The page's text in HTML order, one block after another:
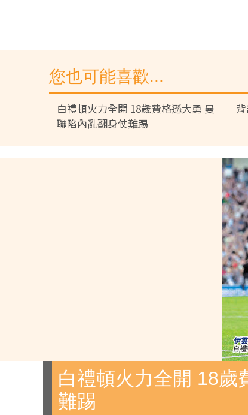
您也可能喜歡...
白禮頓火力全開 18歲費格遜大勇 曼
聯陷內亂翻身仗難踢
白禮頓火力全開 18歲
難踢